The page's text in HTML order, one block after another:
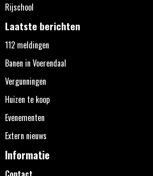
Rijschool
Laatste berichten
112 meldingen
Banen in Voerendaal
Vergunningen
Huizen te koop
Evenementen
Extern nieuws
Informatie